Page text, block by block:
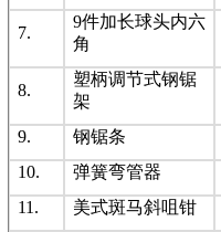
7.
9件加长球头内六
角
8.
塑柄调节式钢锯
架
9.
钢锯条
10.
弹簧弯管器
11.
美式斑马斜咀钳